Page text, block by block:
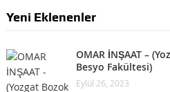
Yeni Eklenenler
OMAR İNŞAAT –
Besyo Fakültesi)
Eylül 26, 2023